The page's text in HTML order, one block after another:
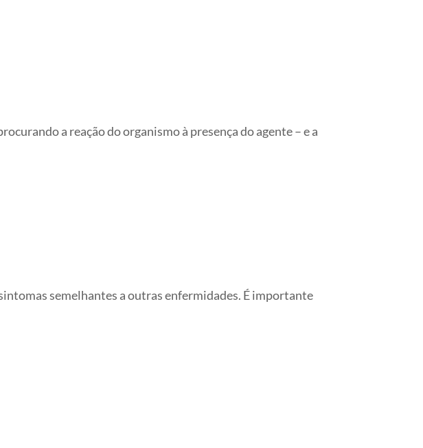
a reação do organismo à presença do agente – e a
semelhantes a outras enfermidades. É importante